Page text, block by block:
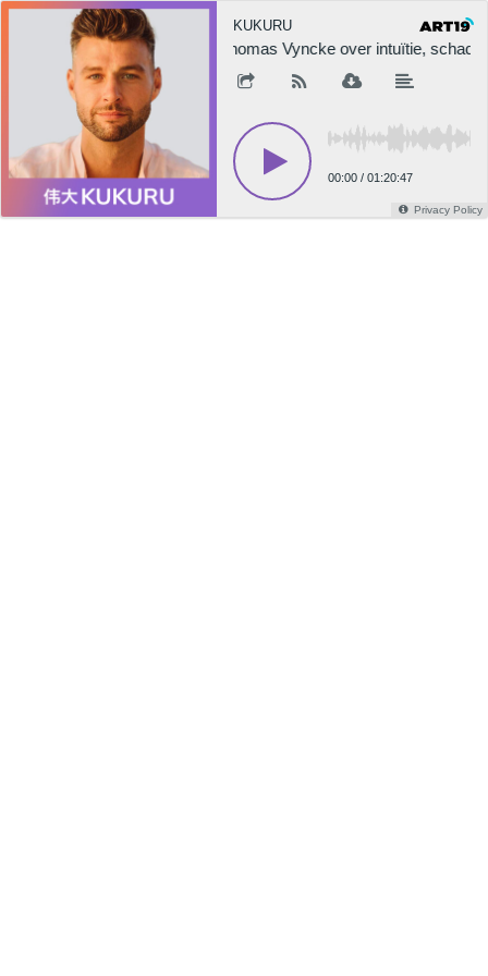
KUKURU
Thomas Vyncke over intuïtie,
00:00 / 01:20:47
Privacy Policy